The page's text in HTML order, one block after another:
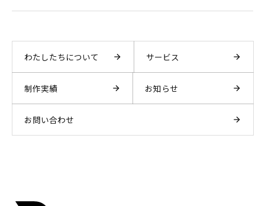
わたしたちについて サービス
制作実績 お知らせ
お問い合わせ